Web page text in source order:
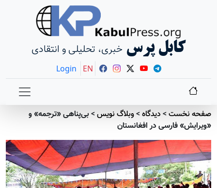
کابل پرس خبری، تحلیلی و انتقادی
Login EN
صفحه نخست> دیدگاه>وبلاگ نویس>بی‌پناهی «ترجمه» و
«ویرایش» فارسی در افغانستان